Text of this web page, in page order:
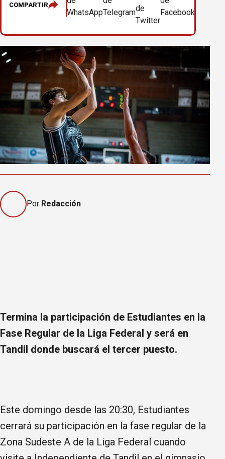
COMPARTIR
Por Redacción
Termina la participación de Estudiantes en la
Fase Regular de la Liga Federal y será en
Tandil donde buscará el tercer puesto.
Este domingo desde las 20:30, Estudiantes
cerrará su participación en la fase regular de la
Zona Sudeste A de la Liga Federal cuando